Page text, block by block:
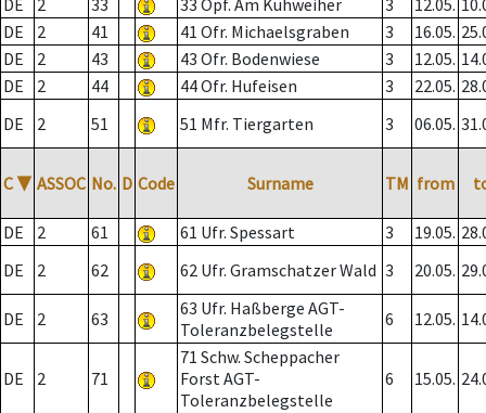
DE
2 33 33 Opf. Am Kühweiher 3 12.05.
DE
2 41 41 Ofr. Michaelsgraben 3 16.05.
DE
2 43 43 Ofr. Bodenwiese 3 12.05.
DE
2 44 44 Ofr. Hufeisen 3 22.05.
DE
2 51 51 Mfr. Tiergarten 3 06.05.
C ▼ ASSOC No. D Code Surname TM from
DE 2 61 61 Ufr. Spessart 3 19.05.
DE
2 62 62 Ufr. Gramschatzer Wald 3 20.05.
DE 2 63
63 Ufr. Haßberge AGT-
Toleranzbelegstelle
6 12.05.
DE 2 71
71 Schw. Scheppacher
Forst AGT-
Toleranzbelegstelle
6 15.05.